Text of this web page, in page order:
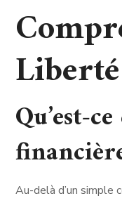
Qu’est-
Au-delà d’un simple